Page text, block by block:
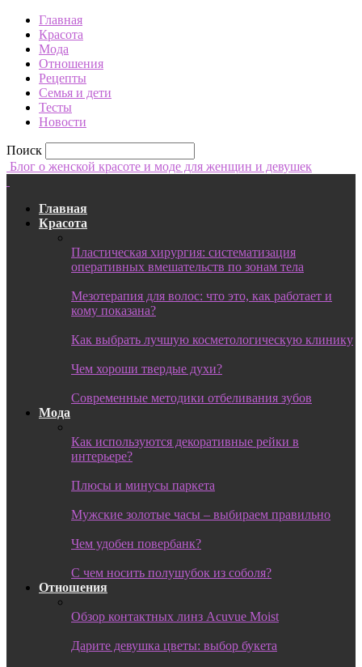
Главная
Красота
Мода
Отношения
Рецепты
Семья и дети
Тесты
Новости
Поиск
Блог о женской красоте и моде для женщин и девушек
Главная
Красота
Пластическая хирургия: систематизация
оперативных вмешательств по зонам тела
Мезотерапия для волос: что это, как работает и
кому показана?
Как выбрать лучшую косметологическую клинику
Чем хороши твердые духи?
Современные методики отбеливания зубов
Мода
Как используются декоративные рейки в
интерьере?
Плюсы и минусы паркета
Мужские золотые часы – выбираем правильно
Чем удобен повербанк?
С чем носить полушубок из соболя?
Отношения
Обзор контактных линз Acuvue Moist
Дарите девушка цветы: выбор букета